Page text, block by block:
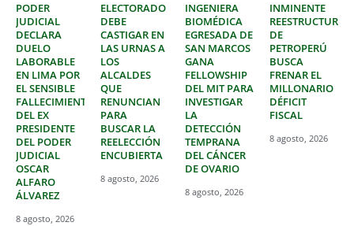
PODER
JUDICIAL
DECLARA
DUELO
LABORABLE
EN LIMA POR
EL SENSIBLE
FALLECIMIENTO
DEL EX
PRESIDENTE
DEL PODER
JUDICIAL
OSCAR
ALFARO
ÁLVAREZ
8 agosto, 2026
ELECTORADO
DEBE
CASTIGAR EN
LAS URNAS A
LOS
ALCALDES
QUE
RENUNCIAN
PARA
BUSCAR LA
REELECCIÓN
ENCUBIERTA
8 agosto, 2026
INGENIERA
BIOMÉDICA
EGRESADA DE
SAN MARCOS
GANA
FELLOWSHIP
DEL MIT PARA
INVESTIGAR
LA
DETECCIÓN
TEMPRANA
DEL CÁNCER
DE OVARIO
8 agosto, 2026
INMINENTE
DE
PETROPERÚ
BUSCA
FRENAR EL
MILLONARIO
DÉFICIT
FISCAL
8 agosto, 2026